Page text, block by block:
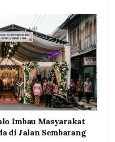
Imbau Masyarakat
di Jalan Sembarang